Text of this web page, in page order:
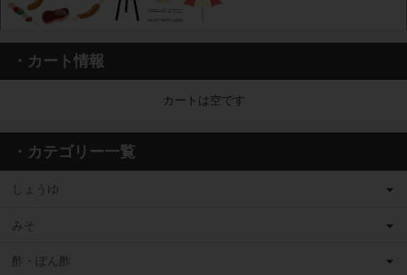
・カート情報
カートは空です
・カテゴリー一覧
しょうゆ
みそ
酢・ぽん酢